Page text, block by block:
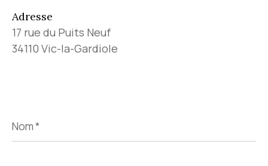
Adresse
17 rue du Puits Neuf
34110 Vic-la-Gardiole
*